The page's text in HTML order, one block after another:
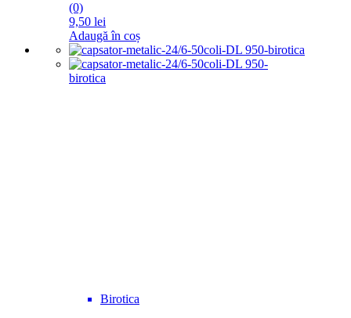
(0)
9,50 lei
Adaugă în coș
Birotica